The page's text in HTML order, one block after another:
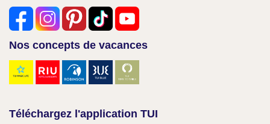
Nos concepts de vacances
Téléchargez l'application TUI